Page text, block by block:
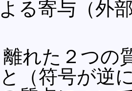
る寄与（外
離れた２つの
（符号が逆